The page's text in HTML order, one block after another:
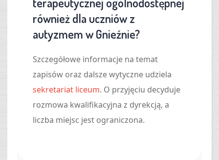
również dla uczniów z
autyzmem w Gnieźnie?
Szczegółowe informacje na temat
zapisów oraz dalsze wytyczne udziela
sekretariat liceum. O przyjęciu decyduje
rozmowa kwalifikacyjna z dyrekcją, a
liczba miejsc jest ograniczona.